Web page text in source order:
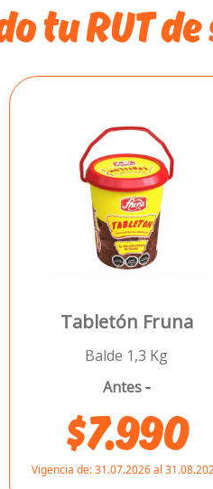
tu RUT de
Tabletón Fruna
Balde 1,3 Kg
Antes-
$7.990
Vigencia de:31.07.2026 al